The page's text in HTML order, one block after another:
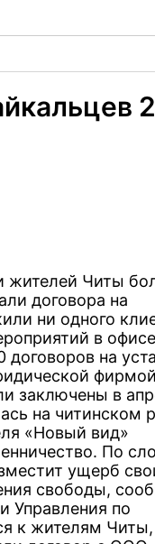
2
Читы
договора на
ни одного
в офисе
на
фирмой
заключены в
на читинском
«Новый вид»
По
ущерб
свободы,
Управления по
к жителям Читы,